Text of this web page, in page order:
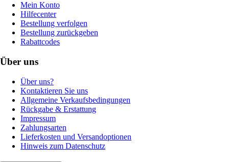
Mein Konto
Hilfecenter
Bestellung verfolgen
Bestellung zurückgeben
Rabattcodes
Über uns
Über uns?
Kontaktieren Sie uns
Allgemeine Verkaufsbedingungen
Rückgabe & Erstattung
Impressum
Zahlungsarten
Lieferkosten und Versandoptionen
Hinweis zum Datenschutz